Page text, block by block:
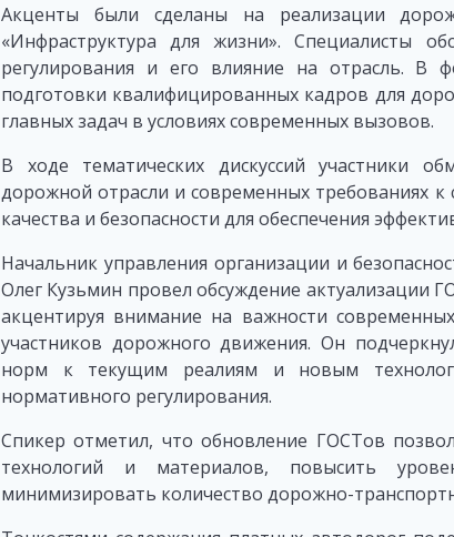
Акценты были сделаны на реализации
«Инфраструктура для жизни». Специалисты
регулирования и его влияние на отрасль. В
подготовки квалифицированных кадров для
главных задач в условиях современных вызовов.
В ходе тематических дискуссий участники
дорожной отрасли и современных требованиях
качества и безопасности для обеспечения
Начальник управления организации и
Олег Кузьмин провел обсуждение актуализации
акцентируя внимание на важности
участников дорожного движения. Он
норм к текущим реалиям и новым
нормативного регулирования.
Спикер отметил, что обновление ГОСТов
технологий и материалов, повысить
минимизировать количество дорожно-